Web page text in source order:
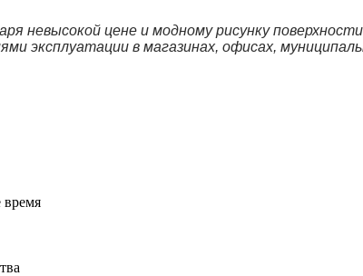
невысокой цене и модному рисунку
эксплуатации в магазинах, офисах,
время